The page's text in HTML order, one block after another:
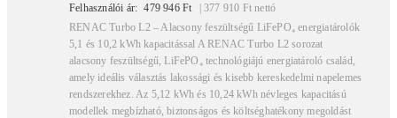
Felhasználói ár: 479 946Ft |377 910 Ft nettó
RENAC Turbo L2 – Alacsony feszültségű LiFePO₄ energiatárolók
5,1 és 10,2 kWh kapacitással A RENAC Turbo L2 sorozat
alacsony feszültségű, LiFePO₄ technológiájú energiatároló család,
amely ideális választás lakossági és kisebb kereskedelmi napelemes
rendszerekhez. Az 5,12 kWh és 10,24 kWh névleges kapacitású
modellek megbízható, biztonságos és költséghatékony megoldást